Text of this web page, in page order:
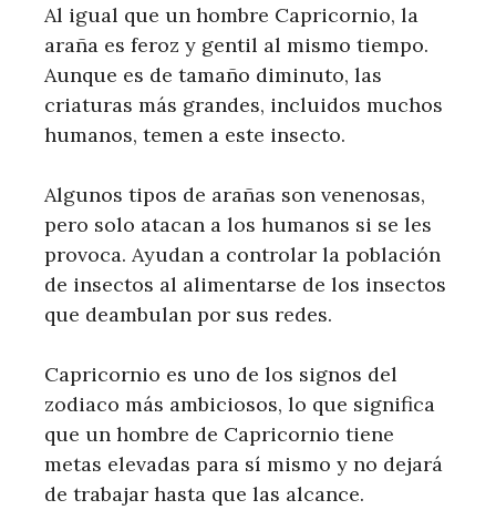
Al igual que un hombre Capricornio, la
araña es feroz y gentil al mismo tiempo.
Aunque es de tamaño diminuto, las
criaturas más grandes, incluidos muchos
humanos, temen a este insecto.
Algunos tipos de arañas son venenosas,
pero solo atacan a los humanos si se les
provoca. Ayudan a controlar la población
de insectos al alimentarse de los insectos
que deambulan por sus redes.
Capricornio es uno de los signos del
zodiaco más ambiciosos, lo que significa
que un hombre de Capricornio tiene
metas elevadas para sí mismo y no dejará
de trabajar hasta que las alcance.